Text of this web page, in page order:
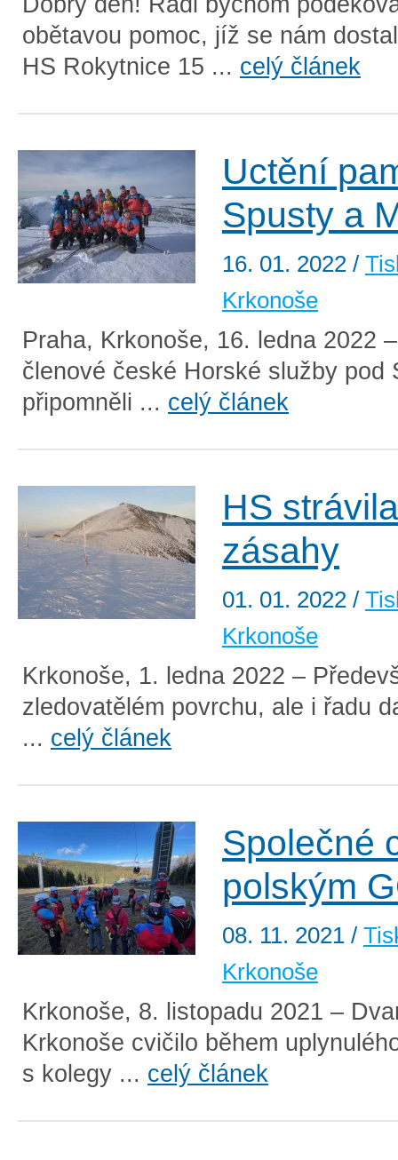
obětavou pomoc, jíž se nám
HS Rokytnice 15 ... celý článek
Uctění
Spusty a
16. 01. 2022 /
Krkonoše
Praha, Krkonoše, 16. ledna 2022
členové české Horské služby pod
připomněli ... celý článek
HS
zásahy
01. 01. 2022 /
Krkonoše
Krkonoše, 1. ledna 2022 –
zledovatělém povrchu, ale i řadu
... celý článek
Společné
polským
08. 11. 2021 /
Krkonoše
Krkonoše, 8. listopadu 2021 –
Krkonoše cvičilo během
s kolegy ... celý článek